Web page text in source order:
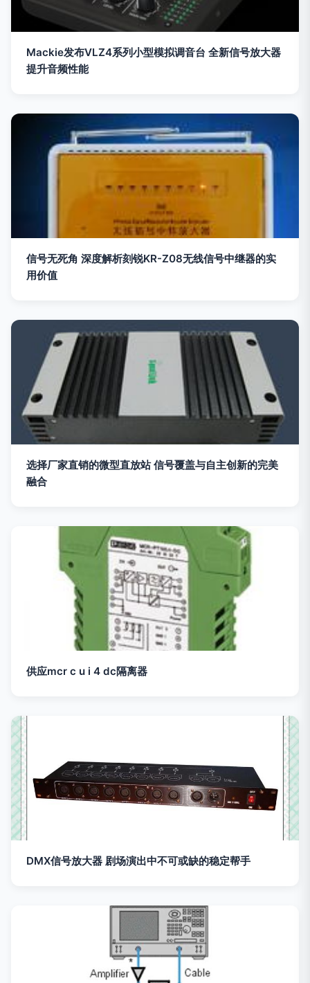
Mackie发布VLZ4系列小型模拟调音台 全新信号放大器
提升音频性能
信号无死角 深度解析刻锐KR-Z08无线信号中继器的实
用价值
选择厂家直销的微型直放站 信号覆盖与自主创新的完美
融合
供应mcr c u i 4 dc隔离器
DMX信号放大器 剧场演出中不可或缺的稳定帮手